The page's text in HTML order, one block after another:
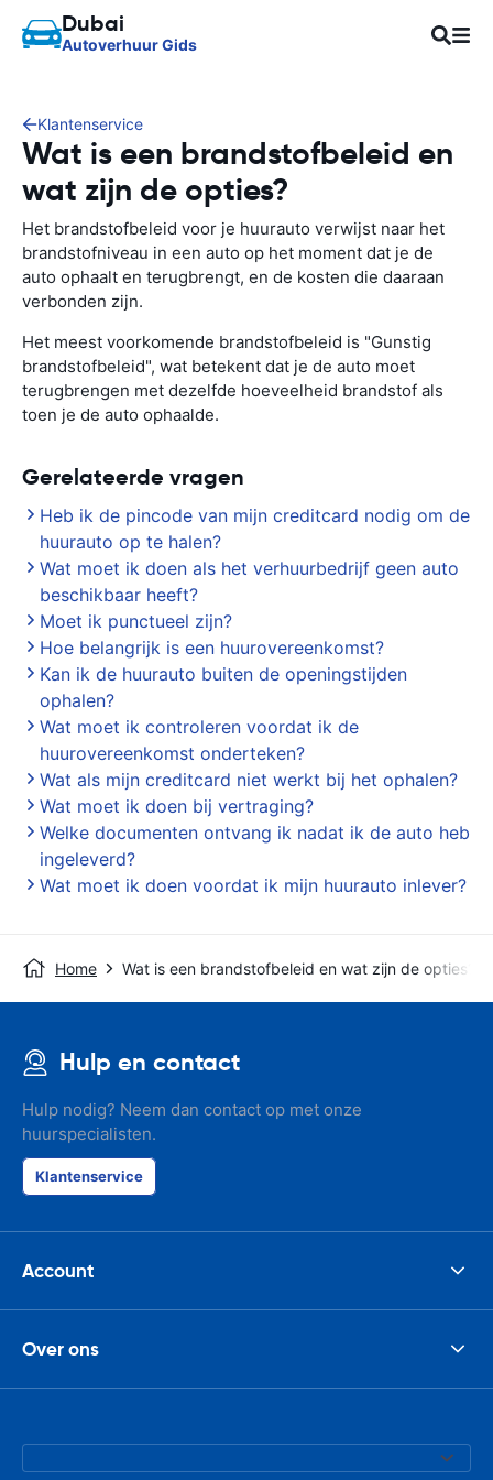
Dubai
Autoverhuur Gids
Klantenservice
Wat is een brandstofbeleid en
wat zijn de opties?
Het brandstofbeleid voor je huurauto verwijst naar het
brandstofniveau in een auto op het moment dat je de
auto ophaalt en terugbrengt, en de kosten die daaraan
verbonden zijn.
Het meest voorkomende brandstofbeleid is "Gunstig
brandstofbeleid", wat betekent dat je de auto moet
terugbrengen met dezelfde hoeveelheid brandstof als
toen je de auto ophaalde.
Gerelateerde vragen
Heb ik de pincode van mijn creditcard nodig om de
huurauto op te halen?
Wat moet ik doen als het verhuurbedrijf geen auto
beschikbaar heeft?
Moet ik punctueel zijn?
Hoe belangrijk is een huurovereenkomst?
Kan ik de huurauto buiten de openingstijden
ophalen?
Wat moet ik controleren voordat ik de
huurovereenkomst onderteken?
Wat als mijn creditcard niet werkt bij het ophalen?
Wat moet ik doen bij vertraging?
Welke documenten ontvang ik nadat ik de auto heb
ingeleverd?
Wat moet ik doen voordat ik mijn huurauto inlever?
Home Wat is een brandstofbeleid en wat zijn de opties?
Hulp en contact
Hulp nodig? Neem dan contact op met onze
huurspecialisten.
Klantenservice
Account
Over ons